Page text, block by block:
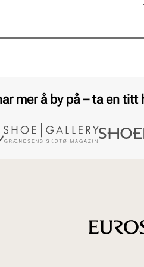
mer å by på – ta en